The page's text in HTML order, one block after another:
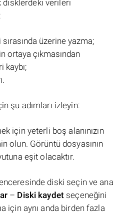
disklerdeki verileri
üzerine yazma;
ortaya çıkmasından
kaybı;
şu adımları izleyin:
için yeterli boş alanınızın
olun. Görüntü dosyasının
eşit olacaktır.
diski seçin ve ana
– Diski kaydet seçeneğini
için aynı anda birden fazla